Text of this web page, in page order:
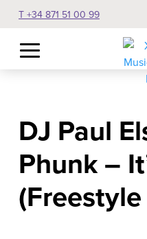
T +34 871 51 00 99
DJ Paul
Phunk –